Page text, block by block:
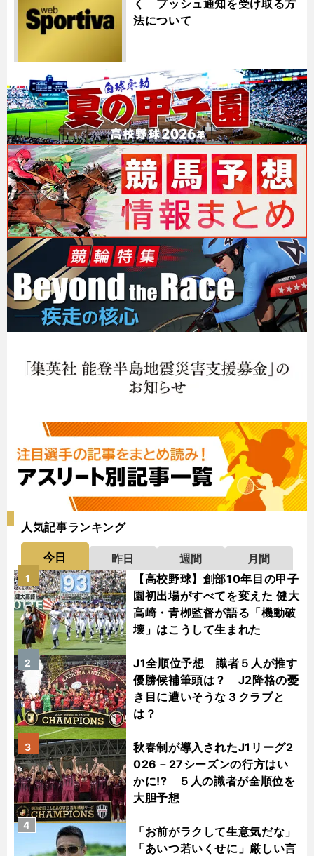
く プッシュ通知を受け取る方
法について
人気記事ランキング
今日 昨日 週間
月間
【高校野球】創部10年目の甲子
園初出場がすべてを変えた 健大
高崎・青栁監督が語る「機動破
壊」はこうして生まれた
1
J1全順位予想 識者５人が推す
優勝候補筆頭は？ J2降格の憂
き目に遭いそうな３クラブと
は？
2
秋春制が導入されたJ1リーグ2
026－27シーズンの行方はい
かに!? ５人の識者が全順位を
大胆予想
3
「お前がラクして生意気だな」
「あいつ若いくせに」厳しい言
4